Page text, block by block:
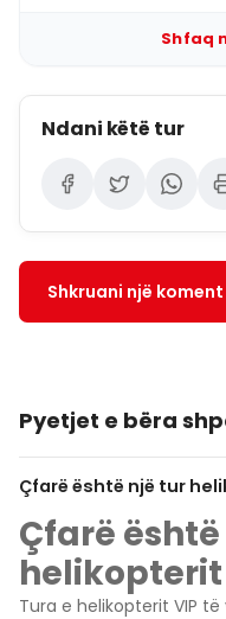
Shkop selfie dhe
gjatë fluturimit
Shfaq
Ndani këtë tur
Shkruani një koment
Pyetjet e bëra
Çfarë është një tur
Çfarë
helikopterit
Tura e helikopterit VIP